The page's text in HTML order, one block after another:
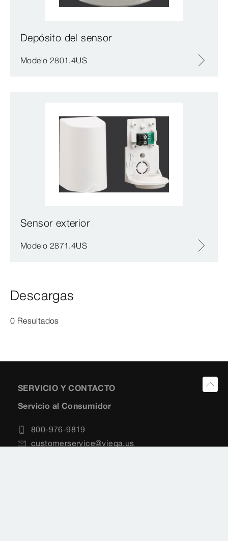
Depósito del sensor
Modelo 2801.4US
Sensor exterior
Modelo 2871.4US
Descargas
0 Resultados
SERVICIO Y CONTACTO
Servicio al Consumidor
800-976-9819
customerservice@viega.us